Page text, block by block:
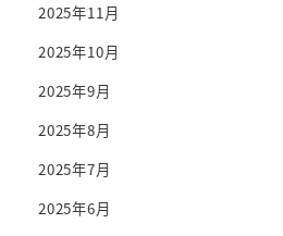
2025年11月
2025年10月
2025年9月
2025年8月
2025年7月
2025年6月